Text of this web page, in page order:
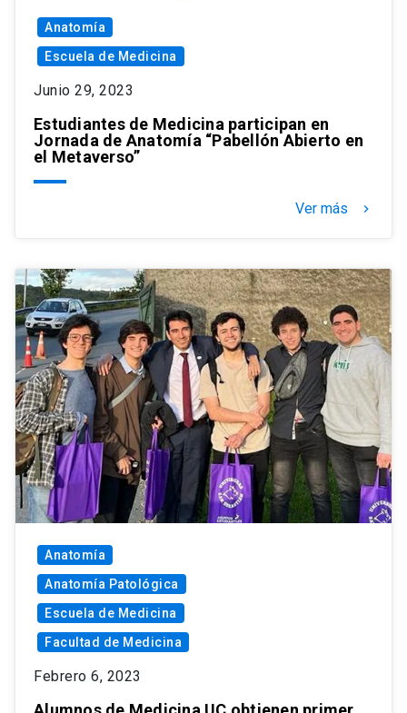
Anatomía
Escuela de Medicina
Junio 29, 2023
Estudiantes de Medicina participan en
Jornada de Anatomía “Pabellón Abierto en
el Metaverso”
Ver más keyboard_arrow_right
Anatomía
Anatomía Patológica
Escuela de Medicina
Facultad de Medicina
Febrero 6, 2023